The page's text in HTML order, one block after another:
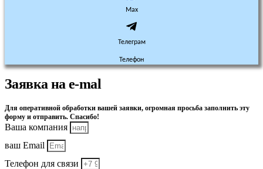
Max
Телеграм
Телефон
Заявка на e-mal
Для оперативной обработки вашей заявки, огромная просьба заполнить эту
форму и отправить. Спасибо!
Ваша компания
ваш Email
Телефон для связи